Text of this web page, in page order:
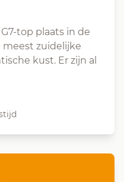
top plaats in de
meest zuidelijke
kust. Er zijn al